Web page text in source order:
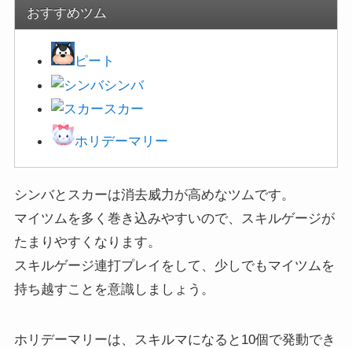
おすすめツム
ピート
シンバ
スカー
ホリデーマリー
シンバとスカーは消去威力が高めなツムです。
マイツムを多く巻き込みやすいので、スキルゲージが
たまりやすくなります。
スキルゲージ連打プレイをして、少しでもマイツムを
持ち越すことを意識しましょう。
ホリデーマリーは、スキルマになると10個で発動でき